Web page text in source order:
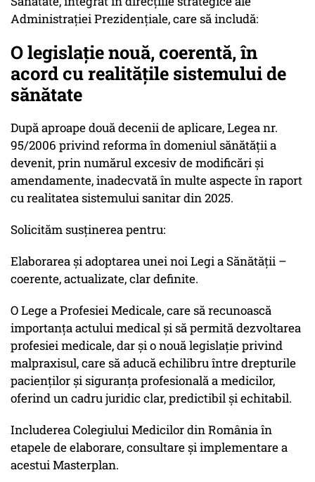
Administrației Prezidențiale, care să includă:
O legislație nouă, coerentă, în
acord cu realitățile sistemului de
sănătate
După aproape două decenii de aplicare, Legea nr.
95/2006 privind reforma în domeniul sănătății a
devenit, prin numărul excesiv de modificări și
amendamente, inadecvată în multe aspecte în raport
cu realitatea sistemului sanitar din 2025.
Solicităm susținerea pentru:
Elaborarea și adoptarea unei noi Legi a Sănătății –
coerente, actualizate, clar definite.
O Lege a Profesiei Medicale, care să recunoască
importanța actului medical și să permită dezvoltarea
profesiei medicale, dar și o nouă legislație privind
malpraxisul, care să aducă echilibru între drepturile
pacienților și siguranța profesională a medicilor,
oferind un cadru juridic clar, predictibil și echitabil.
Includerea Colegiului Medicilor din România în
etapele de elaborare, consultare și implementare a
acestui Masterplan.